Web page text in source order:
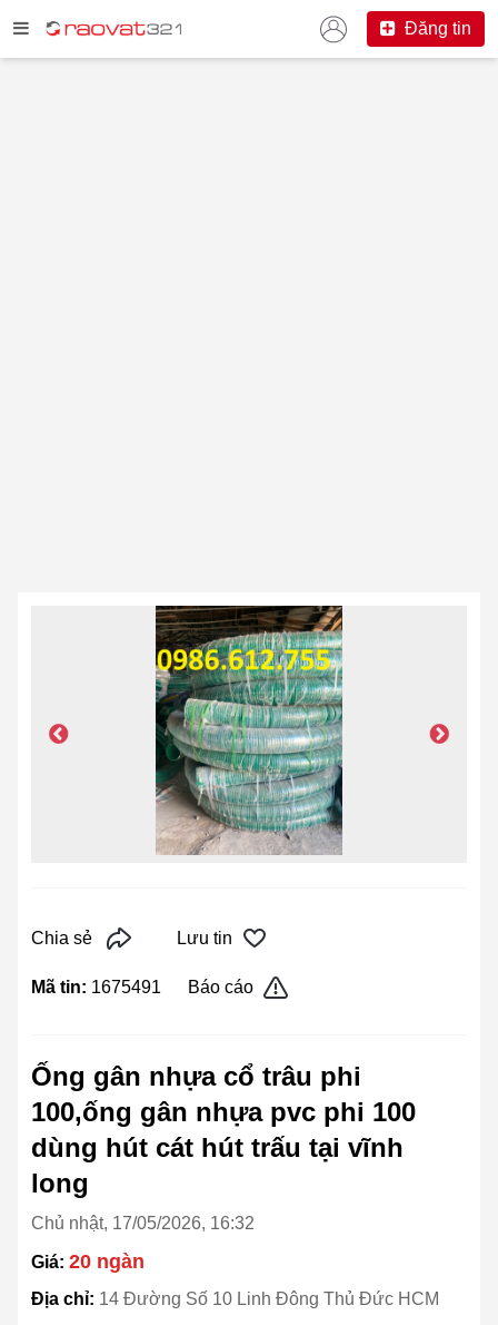
Đăng tin
Chia sẻ Lưu tin
Mã tin: 1675491 Báo cáo
Ống gân nhựa cổ trâu phi
100,ống gân nhựa pvc phi 100
dùng hút cát hút trấu tại vĩnh
long
Chủ nhật, 17/05/2026, 16:32
Giá: 20 ngàn
Địa chỉ: 14 Đường Số 10 Linh Đông Thủ Đức HCM